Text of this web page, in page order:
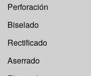
Perforación
Biselado
Rectificado
Aserrado